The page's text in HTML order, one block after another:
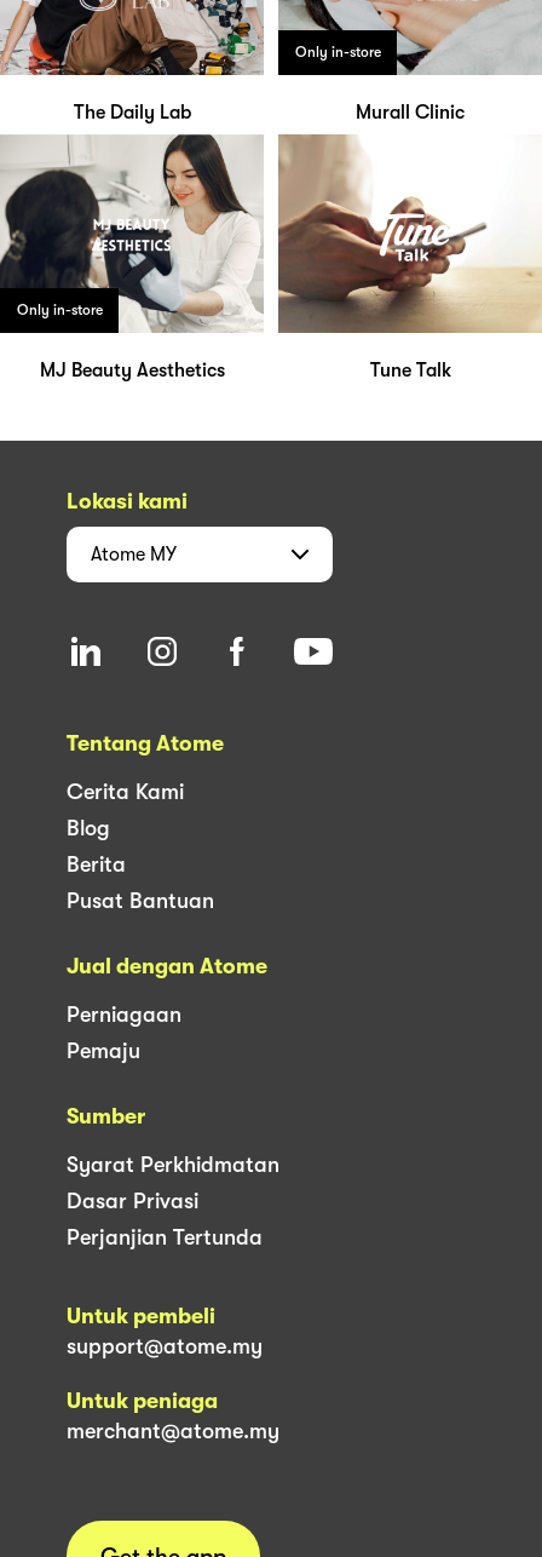
The Daily Lab
Only in-store
Murall Clinic
Only in-store
MJ Beauty Aesthetics Tune Talk
Lokasi kami
Atome MY
Tentang Atome
Cerita Kami
Blog
Berita
Pusat Bantuan
Jual dengan Atome
Perniagaan
Pemaju
Sumber
Syarat Perkhidmatan
Dasar Privasi
Perjanjian Tertunda
Untuk pembeli
support@atome.my
Untuk peniaga
merchant@atome.my